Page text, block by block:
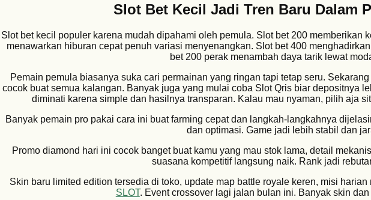
Slot Bet Kecil Jadi Tren Baru Dalam
Slot bet kecil populer karena mudah dipahami oleh pemula. Slot bet 200 memberikan
menawarkan hiburan cepat penuh variasi menyenangkan. Slot bet 400
bet 200 perak menambah daya tarik lewat
Pemain pemula biasanya suka cari permainan yang ringan tapi tetap seru.
cocok buat semua kalangan. Banyak juga yang mulai coba Slot Qris biar depositnya
diminati karena simple dan hasilnya transparan. Kalau mau nyaman, pilih aja
Banyak pemain pro pakai cara ini buat farming cepat dan langkah-langkahnya
dan optimasi. Game jadi lebih stabil dan
Promo diamond hari ini cocok banget buat kamu yang mau stok lama, detail
suasana kompetitif langsung naik. Rank jadi
Skin baru limited edition tersedia di toko, update map battle royale keren, misi
SLOT. Event crossover lagi jalan bulan ini. Banyak skin